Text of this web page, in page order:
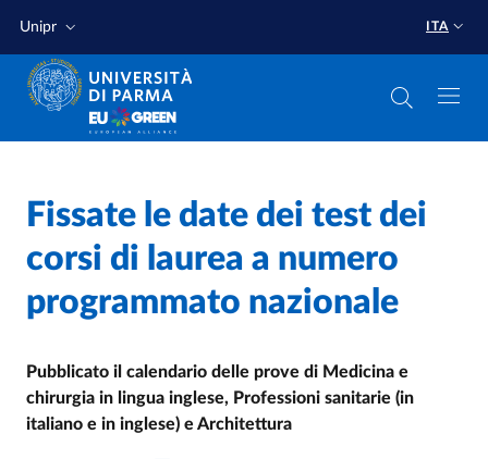
Unipr ITA
Home
/
Cerca una notizia
Fissate le date dei test dei
corsi di laurea a numero
programmato nazionale
Pubblicato il calendario delle prove di Medicina e
chirurgia in lingua inglese, Professioni sanitarie (in
italiano e in inglese) e Architettura